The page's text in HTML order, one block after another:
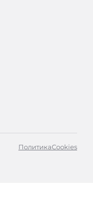
ПолитикаCookies